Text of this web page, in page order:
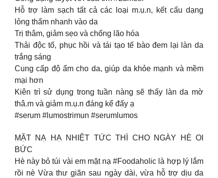
Hỗ trợ làm sạch tất cả các loại m.ụ.n, kết cấu dạng
lỏng thấm nhanh vào da
Trị thâm, giảm sẹo và chống lão hóa
Thải độc tố, phục hồi và tái tạo tế bào đem lại làn da
trắng sáng
Cung cấp độ ẩm cho da, giúp da khỏe mạnh và mềm
mại hơn
Kiên trì sử dụng trong tuần nàng sẽ thấy làn da mờ
thâ.m và giảm m.ụ.n đáng kể đấy ạ
#serum #lumostrimun #serumlumos
MẶT NẠ HẠ NHIỆT TỨC THÌ CHO NGÀY HÈ OI
BỨC
Hè này bỏ túi vài em mặt nạ #Foodaholic là hợp lý lắm
rồi nè Vừa thư giãn sau ngày dài, vừa hỗ trợ dịu da